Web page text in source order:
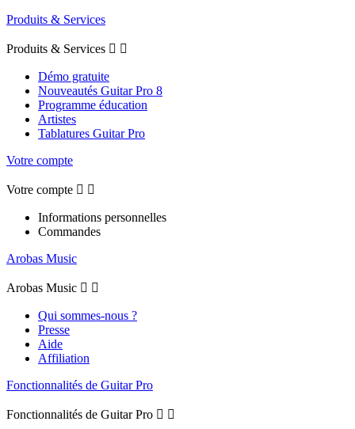
Produits & Services
Produits & Services  
Démo gratuite
Nouveautés Guitar Pro 8
Programme éducation
Artistes
Tablatures Guitar Pro
Votre compte
Votre compte  
Informations personnelles
Commandes
Arobas Music
Arobas Music  
Qui sommes-nous ?
Presse
Aide
Affiliation
Fonctionnalités de Guitar Pro
Fonctionnalités de Guitar Pro  